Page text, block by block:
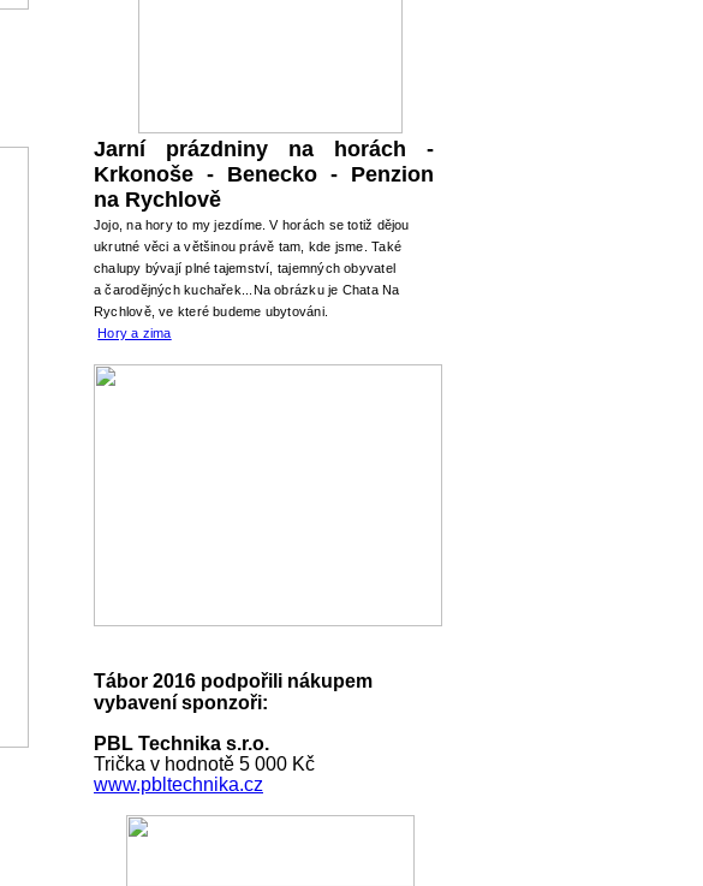
Jarní prázdniny na horách -
Krkonoše - Benecko - Penzion
na Rychlově
Jojo, na hory to my jezdíme. V horách se totiž dějou
ukrutné věci a většinou právě tam, kde jsme. Také
chalupy bývají plné tajemství, tajemných obyvatel
a čarodějných kuchařek...Na obrázku je Chata Na
Rychlově, ve které budeme ubytováni.
Hory a zima
Tábor 2016 podpořili nákupem
vybavení sponzoři:
PBL Technika s.r.o.
Trička v hodnotě 5 000 Kč
www.pbltechnika.cz